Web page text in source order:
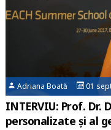
Adriana Boată 01
INTERVIU: Prof. Dr.
personalizate și al